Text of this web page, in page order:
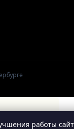
работы